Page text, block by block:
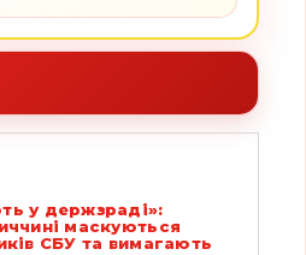
у держзраді»:
маскуються
СБУ та вимагають